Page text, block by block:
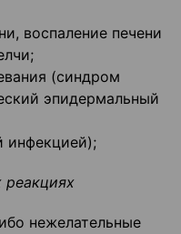
воспаление печени
(синдром
эпидермальный
нежелательные